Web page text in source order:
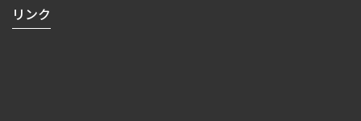
リンク